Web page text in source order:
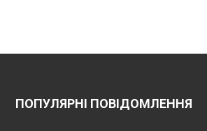
ПОПУЛЯРНІ ПОВІДОМЛЕННЯ